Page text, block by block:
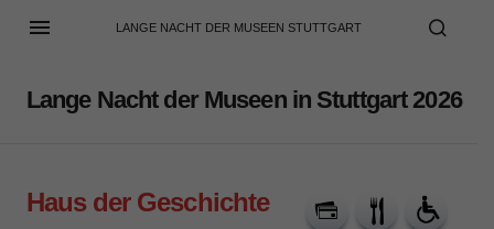
LANGE NACHT DER MUSEEN STUTTGART
Lange Nacht der Museen in Stuttgart 2026
Haus der Geschichte